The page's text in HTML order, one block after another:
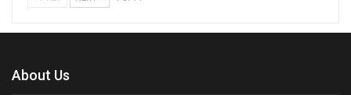
About Us